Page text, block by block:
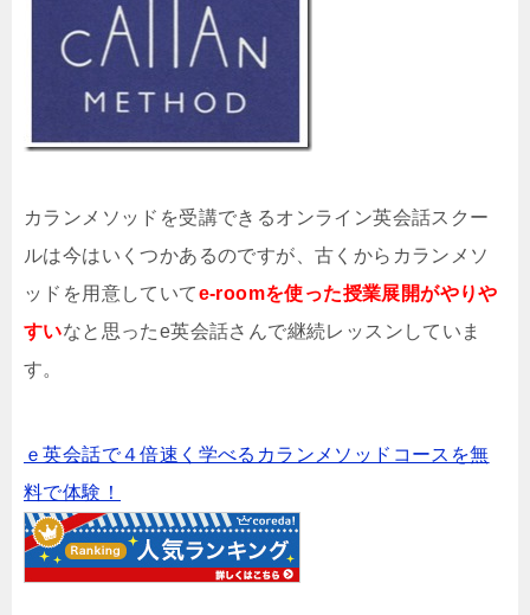
カランメソッドを受講できるオンライン英会話スクー
ルは今はいくつかあるのですが、古くからカランメソ
ッドを用意していてe-roomを使った授業展開がやりや
すいなと思ったe英会話さんで継続レッスンしていま
す。
ｅ英会話で４倍速く学べるカランメソッドコースを無
料で体験！